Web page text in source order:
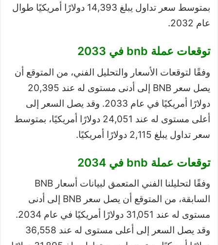
بمتوسط ​​سعر تداول يبلغ 14,393 دولارًا أمريكيًا طوال
عام 2032.
توقعات عملة bnb في 2033
وفقًا لتوقعات الأسعار والتحليل الفني، من المتوقع أن
يصل سعر BNB إلى أدنى مستوى له عند 20,395
دولارًا أمريكيًا في عام 2033. وقد يصل السعر إلى
أعلى مستوى له عند 24,051 دولارًا أمريكيًا، بمتوسط ​​
سعر تداول يبلغ 2,115 دولارًا أمريكيًا.
توقعات عملة bnb في 2034
وفقًا لتحليلنا الفني المتعمق لبيانات أسعار BNB
السابقة، من المتوقع أن يصل سعر BNB إلى أدنى
مستوى له عند 31,051 دولارًا أمريكيًا في عام 2034.
وقد يصل السعر إلى أعلى مستوى له عند 36,558